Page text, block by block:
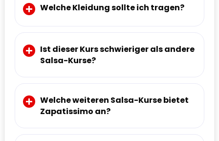
Welche Kleidung sollte ich tragen?
Ist dieser Kurs schwieriger als andere
Salsa-Kurse?
Welche weiteren Salsa-Kurse bietet
Zapatissimo an?